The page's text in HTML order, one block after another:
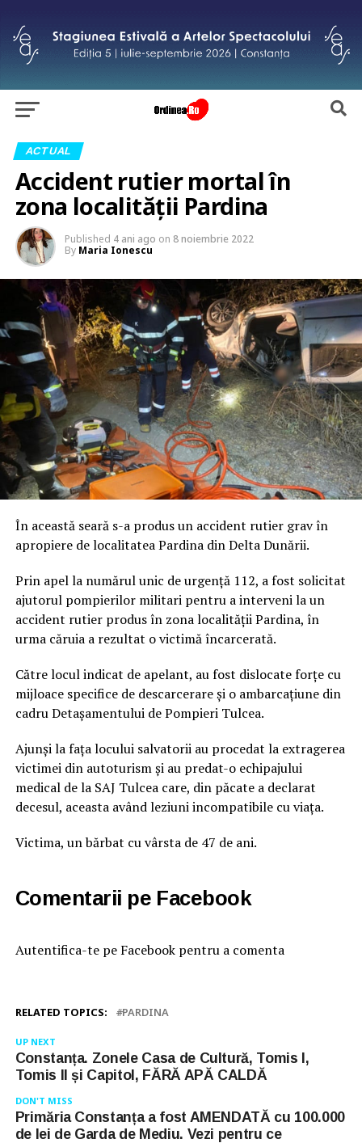
ACTUAL
Accident rutier mortal în
zona localității Pardina
Published 4 ani ago on 8 noiembrie 2022
By Maria Ionescu
În această seară s-a produs un accident rutier grav în
apropiere de localitatea Pardina din Delta Dunării.
Prin apel la numărul unic de urgență 112, a fost solicitat
ajutorul pompierilor militari pentru a interveni la un
accident rutier produs în zona localității Pardina, în
urma căruia a rezultat o victimă încarcerată.
Către locul indicat de apelant, au fost dislocate forțe cu
mijloace specifice de descarcerare și o ambarcațiune din
cadru Detașamentului de Pompieri Tulcea.
Ajunși la fața locului salvatorii au procedat la extragerea
victimei din autoturism și au predat-o echipajului
medical de la SAJ Tulcea care, din păcate a declarat
decesul, aceasta având leziuni incompatibile cu viața.
Victima, un bărbat cu vârsta de 47 de ani.
Comentarii pe Facebook
Autentifica-te pe Facebook pentru a comenta
RELATED TOPICS: PARDINA
UP NEXT
Constanța. Zonele Casa de Cultură, Tomis I,
Tomis II și Capitol, FĂRĂ APĂ CALDĂ
DON'T MISS
Primăria Constanța a fost AMENDATĂ cu 100.000
de lei de Garda de Mediu. Vezi pentru ce